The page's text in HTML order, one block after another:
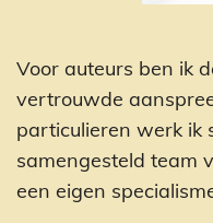
Voor auteurs ben ik
vertrouwde
particulieren werk ik
samengesteld team
een eigen